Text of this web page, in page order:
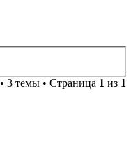
• 3 темы • Страница 1 из 1